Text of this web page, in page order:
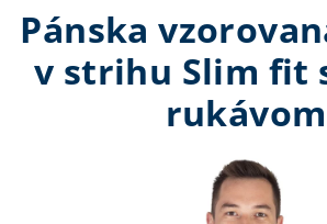
Pánska
v strihu Slim fit
rukávom